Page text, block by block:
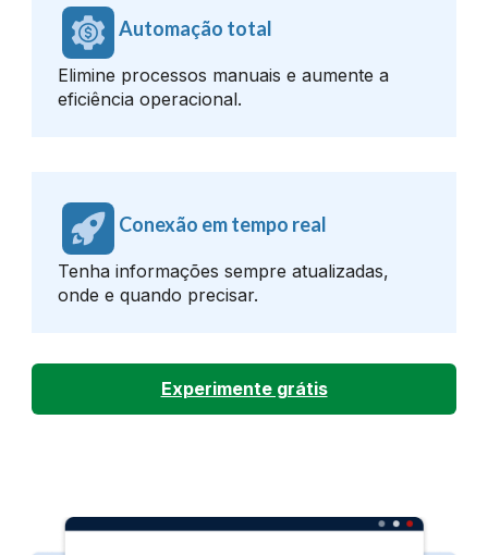
Automação total
Elimine processos manuais e aumente a
eficiência operacional.
Conexão em tempo real
Tenha informações sempre atualizadas,
onde e quando precisar.
Experimente grátis